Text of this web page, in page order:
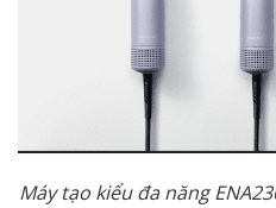
Máy tạo kiểu đa năng